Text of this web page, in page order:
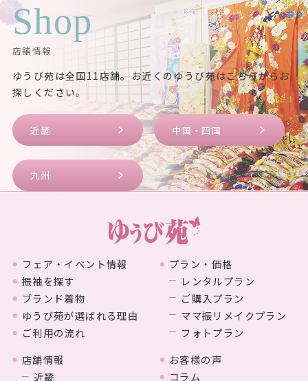
Shop
店舗情報
ゆうび苑は全国11店舗。お近くのゆうび苑はこちらからお
探しください。
近畿 中国・四国
九州
フェア・イベント情報
振袖を探す
ブランド着物
ゆうび苑が選ばれる理由
ご利用の流れ
プラン・価格
レンタルプラン
ご購入プラン
ママ振リメイクプラン
フォトプラン
店舗情報
近畿
お客様の声
コラム